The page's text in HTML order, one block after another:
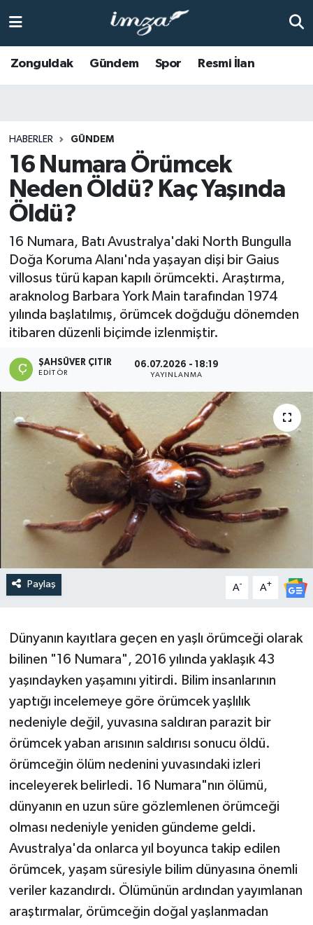
Zonguldak Gündem Spor Resmi İlan
HABERLER GÜNDEM
16 Numara Örümcek
Neden Öldü? Kaç Yaşında
Öldü?
16 Numara, Batı Avustralya'daki North Bungulla
Doğa Koruma Alanı'nda yaşayan dişi bir Gaius
villosus türü kapan kapılı örümcekti. Araştırma,
araknolog Barbara York Main tarafından 1974
yılında başlatılmış, örümcek doğduğu dönemden
itibaren düzenli biçimde izlenmiştir.
ŞAHSÜVER ÇITIR
EDITÖR
06.07.2026 - 18:19
YAYINLANMA
Paylaş A- A+
Dünyanın kayıtlara geçen en yaşlı örümceği olarak
bilinen "16 Numara", 2016 yılında yaklaşık 43
yaşındayken yaşamını yitirdi. Bilim insanlarının
yaptığı incelemeye göre örümcek yaşlılık
nedeniyle değil, yuvasına saldıran parazit bir
örümcek yaban arısının saldırısı sonucu öldü.
örümceğin ölüm nedenini yuvasındaki izleri
inceleyerek belirledi. 16 Numara"nın ölümü,
dünyanın en uzun süre gözlemlenen örümceği
olması nedeniyle yeniden gündeme geldi.
Avustralya'da onlarca yıl boyunca takip edilen
örümcek, yaşam süresiyle bilim dünyasına önemli
veriler kazandırdı. Ölümünün ardından yayımlanan
araştırmalar, örümceğin doğal yaşlanmadan
Anasayfa
KOZLU
KİLİMLİ
BOLU
ÇAYCUMA
DEVREK
DÜZCE
EREĞLİ
GÖKÇEBEY
KARABÜK
KASTAMONU
Zonguldak Hava Durumu
Süper Lig Puan Durumu ve Fikstür
Tüm Manşetler
Haber Arşivi